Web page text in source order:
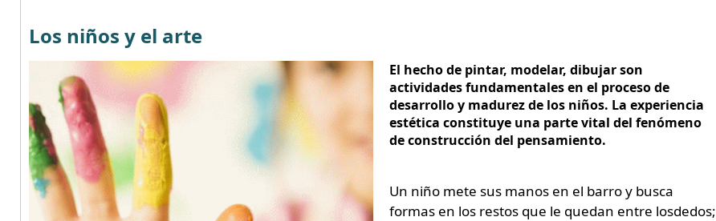
Los niños y el arte
El hecho de pintar, modelar, dibujar son
actividades fundamentales en el proceso de
desarrollo y madurez de los niños. La experiencia
estética constituye una parte vital del fenómeno
de construcción del pensamiento.
Un niño mete sus manos en el barro y busca
formas en los restos que le quedan entre losdedos;